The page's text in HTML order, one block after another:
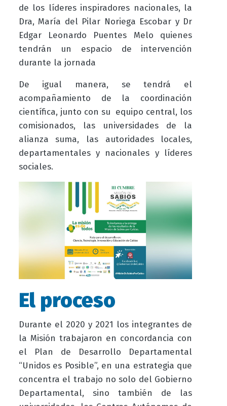
de los líderes inspiradores nacionales, la
Dra, María del Pilar Noriega Escobar y Dr
Edgar Leonardo Puentes Melo quienes
tendrán un espacio de intervención
durante la jornada
De igual manera, se tendrá el
acompañamiento de la coordinación
científica, junto con su equipo central, los
comisionados, las universidades de la
alianza suma, las autoridades locales,
departamentales y nacionales y líderes
sociales.
El proceso
Durante el 2020 y 2021 los integrantes de
la Misión trabajaron en concordancia con
el Plan de Desarrollo Departamental
“Unidos es Posible”, en una estrategia que
concentra el trabajo no solo del Gobierno
Departamental, sino también de las